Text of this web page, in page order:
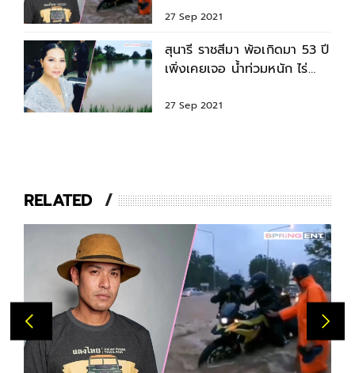
27 Sep 2021
สุนารี ราชสีมา พ้อเกิดมา 53 ปี
เพิ่งเคยเจอ น้ำท่วมหนัก ไร่
27 Sep 2021
RELATED